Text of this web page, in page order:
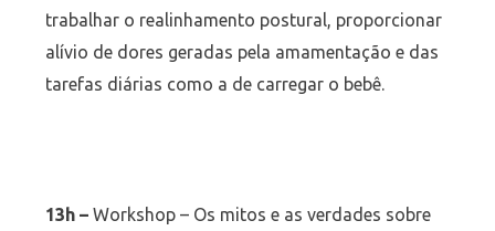
trabalhar o realinhamento postural, proporcionar
alívio de dores geradas pela amamentação e das
tarefas diárias como a de carregar o bebê.
13h – Workshop – Os mitos e as verdades sobre